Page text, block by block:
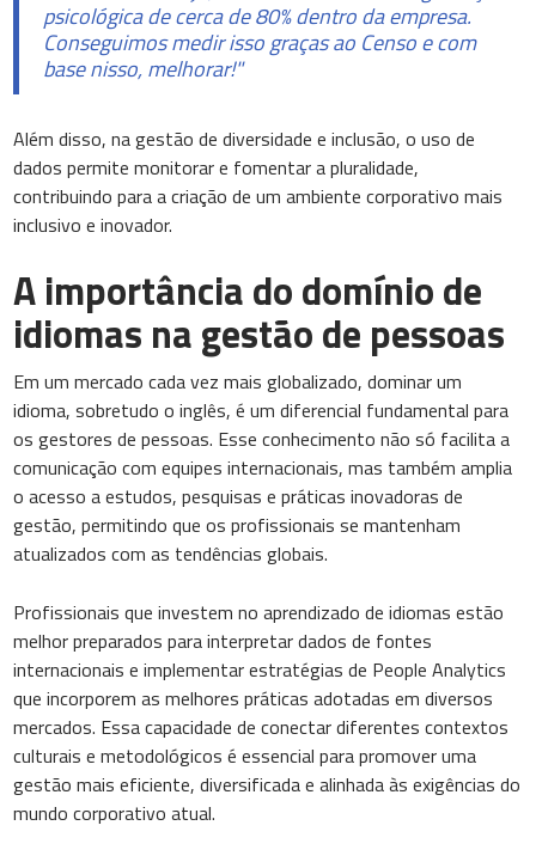
psicológica de cerca de 80% dentro da empresa.
Conseguimos medir isso graças ao Censo e com
base nisso, melhorar!"
Além disso, na gestão de diversidade e inclusão, o uso de
dados permite monitorar e fomentar a pluralidade,
contribuindo para a criação de um ambiente corporativo mais
inclusivo e inovador.
A importância do domínio de
idiomas na gestão de pessoas
Em um mercado cada vez mais globalizado, dominar um
idioma, sobretudo o inglês, é um diferencial fundamental para
os gestores de pessoas. Esse conhecimento não só facilita a
comunicação com equipes internacionais, mas também amplia
o acesso a estudos, pesquisas e práticas inovadoras de
gestão, permitindo que os profissionais se mantenham
atualizados com as tendências globais.
Profissionais que investem no aprendizado de idiomas estão
melhor preparados para interpretar dados de fontes
internacionais e implementar estratégias de People Analytics
que incorporem as melhores práticas adotadas em diversos
mercados. Essa capacidade de conectar diferentes contextos
culturais e metodológicos é essencial para promover uma
gestão mais eficiente, diversificada e alinhada às exigências do
mundo corporativo atual.